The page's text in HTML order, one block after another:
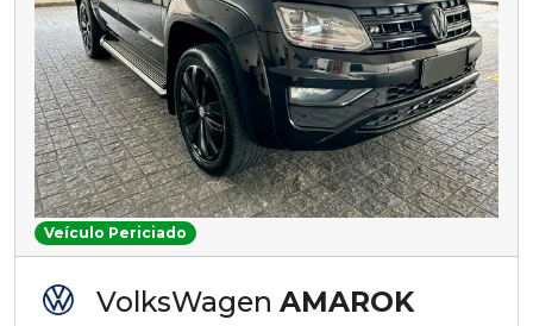
Veículo Periciado
VolksWagen AMAROK